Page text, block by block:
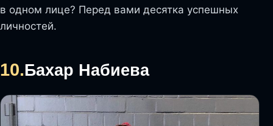
в одном лице? Перед вами десятка успешных
личностей.
10.Бахар Набиева